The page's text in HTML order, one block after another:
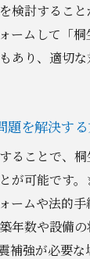
検討するこ
ームして「
あり、適切
題を解決す
ることで、
が可能です
ームや法的手
年数や設備
補強が必要な